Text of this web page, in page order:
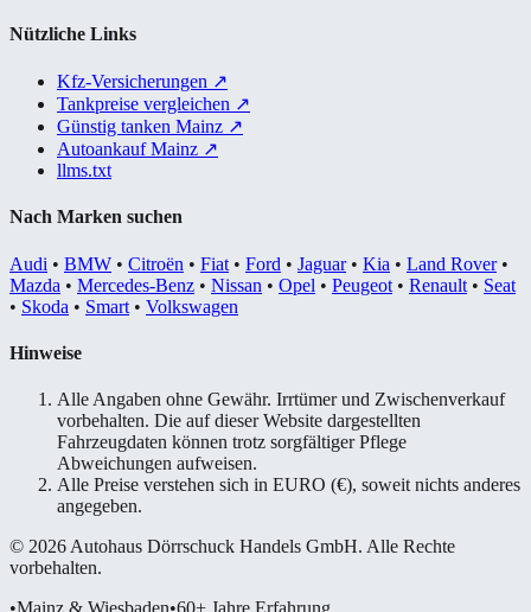
Nützliche Links
Kfz-Versicherungen ↗
Tankpreise vergleichen ↗
Günstig tanken Mainz ↗
Autoankauf Mainz ↗
llms.txt
Nach Marken suchen
Audi • BMW • Citroën • Fiat • Ford • Jaguar• Kia • Land Rover•
Mazda • Mercedes-Benz • Nissan • Opel • Peugeot • Renault • Seat
• Skoda • Smart • Volkswagen
Hinweise
Alle Angaben ohne Gewähr. Irrtümer und Zwischenverkauf
vorbehalten. Die auf dieser Website dargestellten
Fahrzeugdaten können trotz sorgfältiger Pflege
Abweichungen aufweisen.
Alle Preise verstehen sich in EURO (€), soweit nichts anderes
angegeben.
© 2026 Autohaus Dörrschuck Handels GmbH. Alle Rechte
vorbehalten.
•Mainz & Wiesbaden•60+ Jahre Erfahrung